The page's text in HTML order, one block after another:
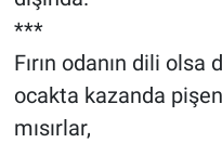
***
Fırın odanın dili olsa
ocakta kazanda
mısırlar,